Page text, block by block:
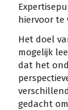
hiervoor te
Het doel
mogelijk
dat het
gedacht